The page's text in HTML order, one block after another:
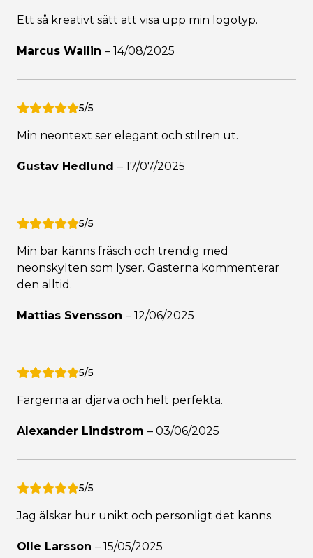
Ett så kreativt sätt att visa upp min logotyp.
Marcus Wallin – 14/08/2025
5/5
Min neontext ser elegant och stilren ut.
Gustav Hedlund – 17/07/2025
5/5
Min bar känns fräsch och trendig med
neonskylten som lyser. Gästerna kommenterar
den alltid.
Mattias Svensson – 12/06/2025
5/5
Färgerna är djärva och helt perfekta.
Alexander Lindstrom – 03/06/2025
5/5
Jag älskar hur unikt och personligt det känns.
Olle Larsson – 15/05/2025